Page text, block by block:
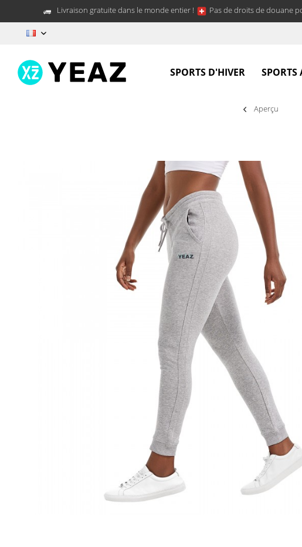
Livraison gratuite dans le monde entier ! Pas de droits de douane
SPORTS D'HIVER SPORTS
Aperçu